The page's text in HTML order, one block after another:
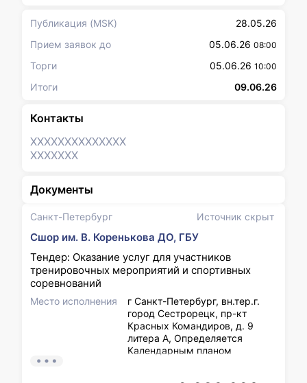
Санкт-Петербург Источник скрыт
Сшор им. В. Коренькова ДО, ГБУ
Тендер: Оказание услуг для участников
тренировочных мероприятий и спортивных
соревнований
Место исполнения
г Санкт-Петербург, вн.тер.г.
город Сестрорецк, пр-кт
Красных Командиров, д. 9
литера А, Определяется
Календарным планом
Публикация (MSK)
28.05.26
Прием заявок до
05.06.26 08:00
Торги 05.06.26 10:00
Итоги 09.06.26
Контакты
XXXXXXXXXXXXXX
XXXXXXX
Документы